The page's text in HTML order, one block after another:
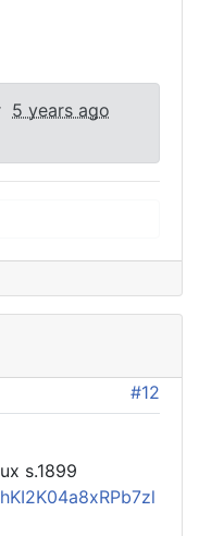
5 years ago
#12
s.1899